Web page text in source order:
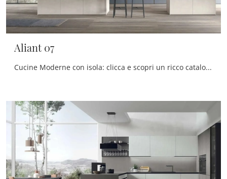
Aliant 07
Cucine Moderne con isola: clicca e scopri un ricco catalogo di soluzioni della marca Stosa, tra cui il modello Aliant 07.